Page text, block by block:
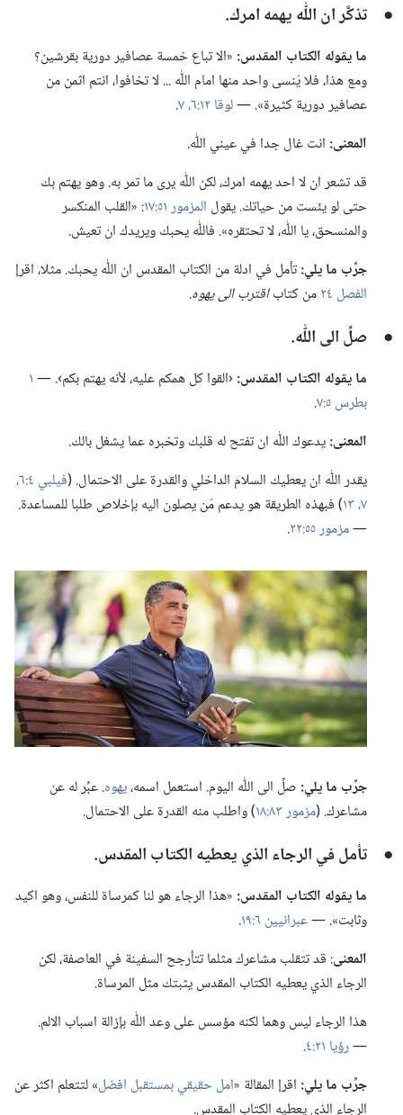
● تذكَّر ان اللّٰه يهمه امرك.‏
ما يقوله الكتاب المقدس:‏ «الا تباع خمسة عصافير دورية بقرشين؟‏
ومع هذا،‏ فلا يُنسى واحد منها امام اللّٰه .‏.‏.‏ لا تخافوا،‏ انتم اثمن من
عصافير دورية كثيرة».‏ —‏لوقا ١٢:‏٦،‏ ٧
‏.‏
المعنى:‏ انت غال جدا في عيني اللّٰه.‏
قد تشعر ان لا احد يهمه امرك،‏ لكن اللّٰه يرى ما تمر به.‏ وهو يهتم بك
حتى لو يئست من حياتك.‏ يقول المزمور ٥١:‏١٧
‏:‏ «القلب المنكسر
والمنسحق،‏ يا اللّٰه،‏ لا تحتقره».‏ فاللّٰه يحبك ويريدك ان تعيش.‏
جرِّب ما يلي:‏تأمل في ادلة من الكتاب المقدس ان اللّٰه يحبك.‏ مثلا،‏ اقرإ
الفصل ٢٤
من كتاباقترب الى يهوه.‏
● صلِّ الى اللّٰه.‏
ما يقوله الكتاب المقدس:‏‹القوا كل همكم عليه،‏ لأنه يهتم بكم›.‏ —‏١
بطرس ٥:‏٧
‏.‏
المعنى:‏يدعوك اللّٰه ان تفتح له قلبك وتخبره عما يشغل بالك.‏
يقدر اللّٰه ان يعطيك السلام الداخلي والقدرة على الاحتمال.‏ (‏
فيلبي ٤:‏٦،‏
٧،‏
‏)‏ فبهذه الطريقة هو يدعم مَن يصلون اليه بإخلاص طلبا للمساعدة.‏
—‏مزمور ٥٥:‏٢٢ ‏.‏
جرِّب ما يلي:‏ صلِّ الى اللّٰه اليوم.‏ استعمل اسمه،‏يهوه‏.‏ عبِّر له عن
مشاعرك.‏ (‏مزمور ٨٣:‏١٨ ‏)‏ واطلب منه القدرة على الاحتمال.‏
● تأمل في الرجاء الذي يعطيه الكتاب المقدس.‏
ما يقوله الكتاب المقدس:‏ «هذا الرجاء هو لنا كمرساة للنفس،‏ وهو اكيد
وثابت».‏ —‏عبرانيين ٦:‏١٩
‏.‏
المعنى‏:‏ قد تتقلب مشاعرك مثلما تتأرجح السفينة في العاصفة،‏ لكن
الرجاء الذي يعطيه الكتاب المقدس يثبتك مثل المرساة.‏
هذا الرجاء ليس وهما لكنه مؤسس على وعد اللّٰه بإزالة اسباب الالم.‏
—‏رؤيا ٢١:‏٤
‏.‏
جرِّب ما يلي:‏ اقرإ المقالة «‏امل حقيقي بمستقبل افضل‏» لتتعلم اكثر عن